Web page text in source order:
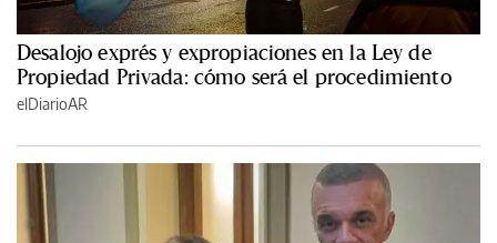
Desalojo exprés y expropiaciones en la Ley de
Propiedad Privada: cómo será el procedimiento
elDiarioAR